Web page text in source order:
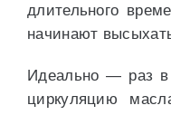
длительного
начинают
Идеально — раз в
циркуляцию